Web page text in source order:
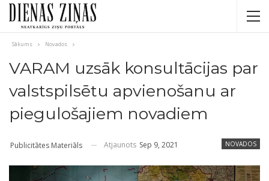
Sākums Novados
VARAM uzsāk konsultācijas par
valstspilsētu apvienošanu ar
piegulošajiem novadiem
NOVADOS
Publicitātes Materiāls Atjaunots Sep 9, 2021